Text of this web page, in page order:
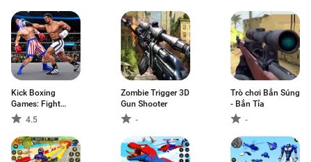
Kick Boxing
Games: Fight
Game4.5
Zombie Trigger 3D
Gun Shooter
-
Trò chơi Bắn Súng
- Bắn Tỉa
-